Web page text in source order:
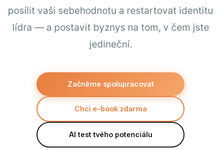
posílit vaši sebehodnotu a restartovat identitu
lídra — a postavit byznys na tom, v čem jste
jedineční.
Začněme spolupracovat
Chci e-book zdarma
AI test tvého potenciálu